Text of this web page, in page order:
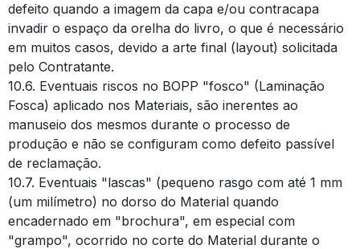
defeito quando a imagem da capa e/ou contracapa
invadir o espaço da orelha do livro, o que é necessário
em muitos casos, devido a arte final (layout) solicitada
pelo Contratante.
10.6. Eventuais riscos no BOPP "fosco" (Laminação
Fosca) aplicado nos Materiais, são inerentes ao
manuseio dos mesmos durante o processo de
produção e não se configuram como defeito passível
de reclamação.
10.7. Eventuais "lascas" (pequeno rasgo com até 1 mm
(um milímetro) no dorso do Material quando
encadernado em "brochura", em especial com
"grampo", ocorrido no corte do Material durante o